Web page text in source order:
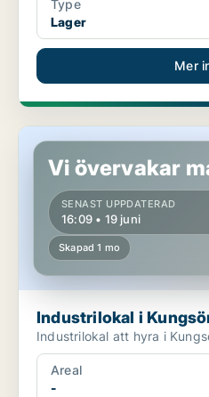
Type
Lager
Mer
Industrilokal i Kungsör
Vi övervakar
SENAST UPPDATERAD
16:09 • 19 juni
Skapad 1 mo
Industrilokal i
Industrilokal att hyra i
Areal
-